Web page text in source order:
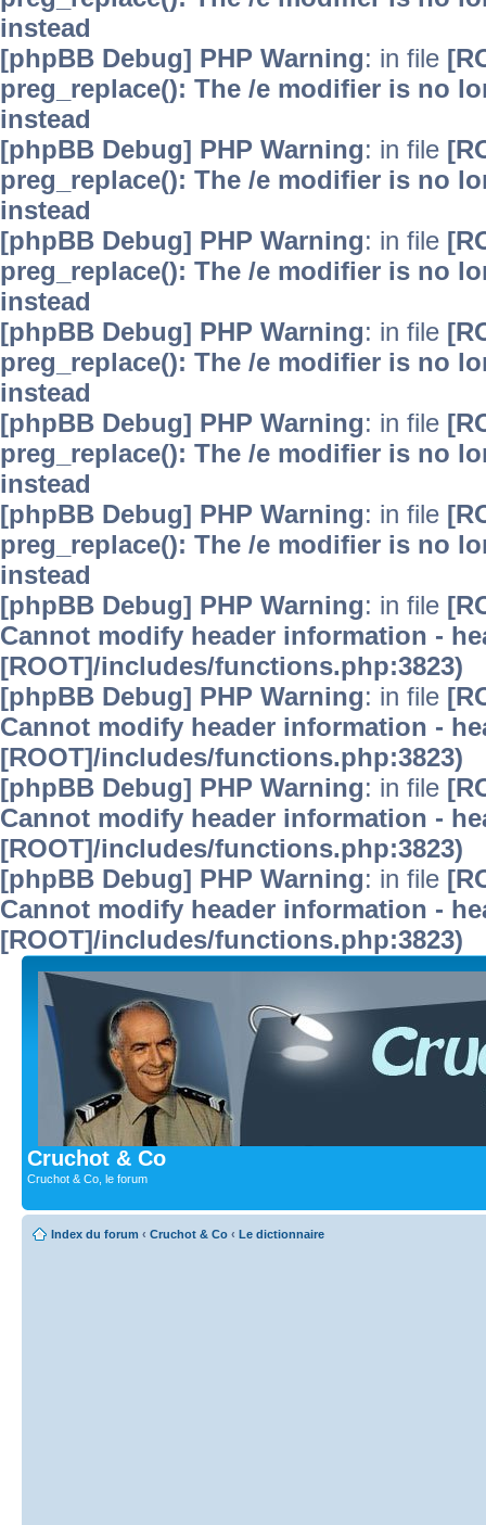
instead
[phpBB Debug] PHP Warning: in file
preg_replace(): The /e modifier is no
instead
[phpBB Debug] PHP Warning: in file
preg_replace(): The /e modifier is no
instead
[phpBB Debug] PHP Warning: in file
preg_replace(): The /e modifier is no
instead
[phpBB Debug] PHP Warning: in file
preg_replace(): The /e modifier is no
instead
[phpBB Debug] PHP Warning: in file
preg_replace(): The /e modifier is no
instead
[phpBB Debug] PHP Warning: in file
preg_replace(): The /e modifier is no
instead
[phpBB Debug] PHP Warning: in file
Cannot modify header information -
[ROOT]/includes/functions.php:3823)
[phpBB Debug] PHP Warning: in file
Cannot modify header information -
[ROOT]/includes/functions.php:3823)
[phpBB Debug] PHP Warning: in file
Cannot modify header information -
[ROOT]/includes/functions.php:3823)
[phpBB Debug] PHP Warning: in file
Cannot modify header information -
[ROOT]/includes/functions.php:3823)
Cruchot & Co
Cruchot & Co, le forum
Index du forum ‹ Cruchot & Co ‹ Le dictionnaire